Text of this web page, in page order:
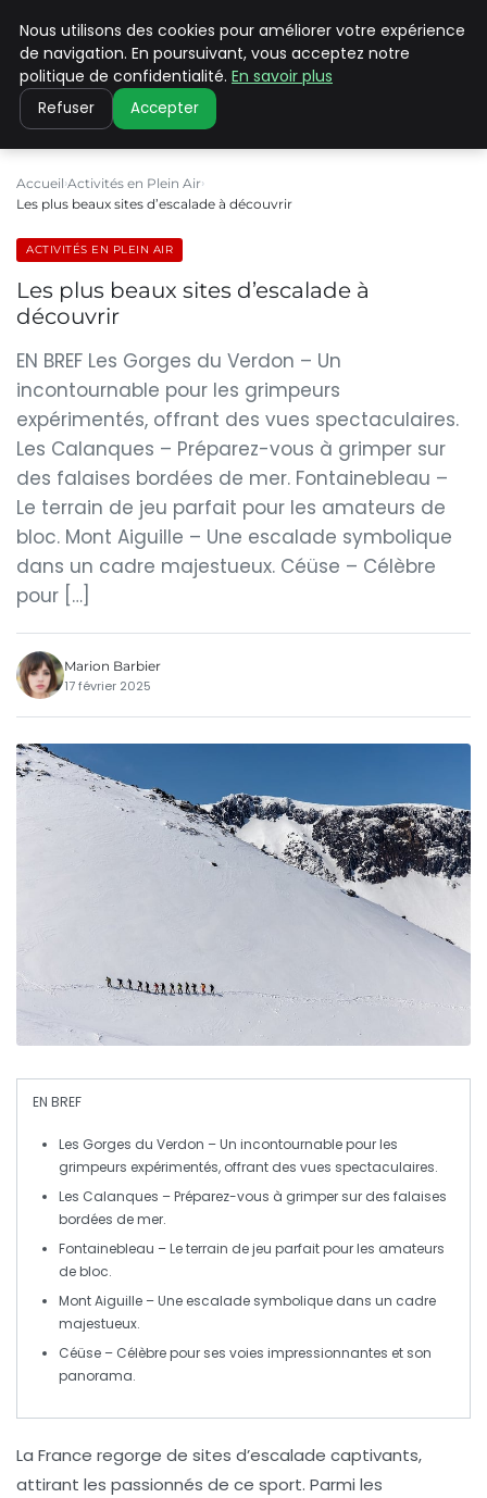
PILAT PATRIMOINES
Accueil Activités en Plein Air
Les plus beaux sites d’escalade à découvrir
ACTIVITÉS EN PLEIN AIR
Les plus beaux sites d’escalade à
découvrir
EN BREF Les Gorges du Verdon – Un
incontournable pour les grimpeurs
expérimentés, offrant des vues spectaculaires.
Les Calanques – Préparez-vous à grimper sur
des falaises bordées de mer. Fontainebleau –
Le terrain de jeu parfait pour les amateurs de
bloc. Mont Aiguille – Une escalade symbolique
dans un cadre majestueux. Céüse – Célèbre
pour […]
Marion Barbier
17 février 2025
EN BREF
Les Gorges du Verdon – Un incontournable pour les
grimpeurs expérimentés, offrant des vues spectaculaires.
Les Calanques – Préparez-vous à grimper sur des falaises
bordées de mer.
Fontainebleau – Le terrain de jeu parfait pour les amateurs
debloc.
Mont Aiguille – Une escalade symbolique dans un cadre
majestueux.
Céüse – Célèbre pour ses voies impressionnantes et son
panorama.
La France regorge de sites d’escalade captivants,
attirant les passionnés de ce sport. Parmi les
Nous utilisons des cookies pour améliorer votre expérience
de navigation. En poursuivant, vous acceptez notre
politique de confidentialité. En savoir plus
Refuser Accepter